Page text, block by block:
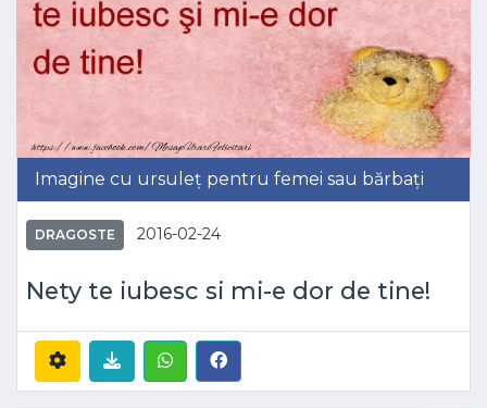
Imagine cu ursuleț pentru femei sau bărbați
DRAGOSTE 2016-02-24
Nety te iubesc si mi-e dor de tine!